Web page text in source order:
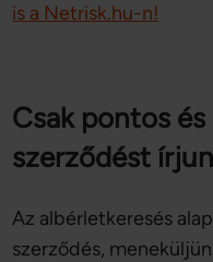
is a Netrisk.hu-n!
Csak pontos
szerződést
Az albérletkeresés
szerződés,